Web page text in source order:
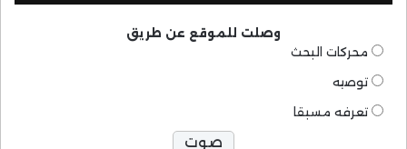
وصلت للموقع عن طريق
محركات البحث
توصيه
تعرفه مسبقا